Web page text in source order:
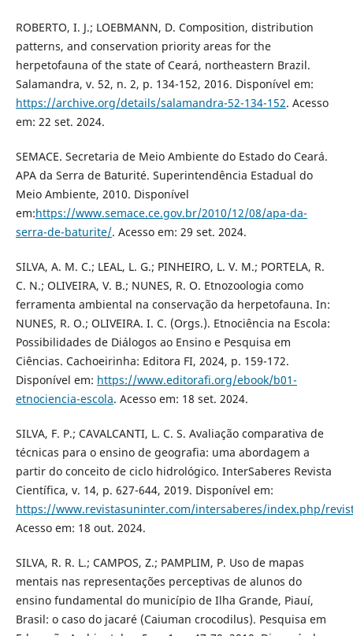
ROBERTO, I. J.; LOEBMANN, D. Composition, distribution
patterns, and conservation priority areas for the
herpetofauna of the state of Ceará, northeastern Brazil.
Salamandra, v. 52, n. 2, p. 134-152, 2016. Disponível em:
https://archive.org/details/salamandra-52-134-152. Acesso
em: 22 set. 2024.
SEMACE. Secretaria de Meio Ambiente do Estado do Ceará.
APA da Serra de Baturité. Superintendência Estadual do
Meio Ambiente, 2010. Disponível
em:https://www.semace.ce.gov.br/2010/12/08/apa-da-
serra-de-baturite/. Acesso em: 29 set. 2024.
SILVA, A. M. C.; LEAL, L. G.; PINHEIRO, L. V. M.; PORTELA, R.
C. N.; OLIVEIRA, V. B.; NUNES, R. O. Etnozoologia como
ferramenta ambiental na conservação da herpetofauna. In:
NUNES, R. O.; OLIVEIRA. I. C. (Orgs.). Etnociência na Escola:
Possibilidades de Diálogos ao Ensino e Pesquisa em
Ciências. Cachoeirinha: Editora FI, 2024, p. 159-172.
Disponível em: https://www.editorafi.org/ebook/b01-
etnociencia-escola. Acesso em: 18 set. 2024.
SILVA, F. P.; CAVALCANTI, L. C. S. Avaliação comparativa de
técnicas para o ensino de geografia: uma abordagem a
partir do conceito de ciclo hidrológico. InterSaberes Revista
Científica, v. 14, p. 627-644, 2019. Disponível em:
https://www.revistasuninter.com/intersaberes/index.php/
Acesso em: 18 out. 2024.
SILVA, R. R. L.; CAMPOS, Z.; PAMPLIM, P. Uso de mapas
mentais nas representações perceptivas de alunos do
ensino fundamental do município de Ilha Grande, Piauí,
Brasil: o caso do jacaré (Caiuman crocodilus). Pesquisa em